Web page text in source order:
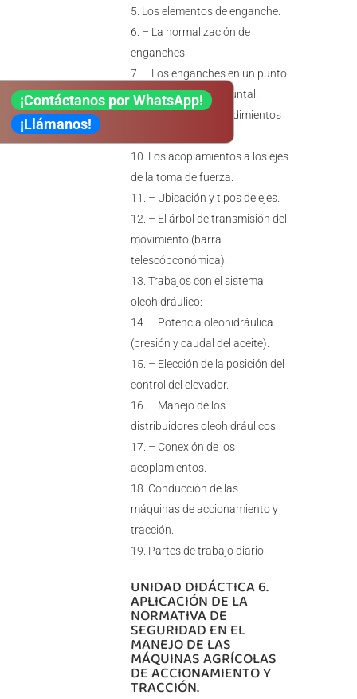
Los elementos de enganche:
– La normalización de
enganches.
– Los enganches en un punto.
– El enganche tripuntal.
– Técnicas y procedimientos
Los acoplamientos a los ejes
de la toma de fuerza:
– Ubicación y tipos de ejes.
– El árbol de transmisión del
movimiento (barra
telescópconómica).
Trabajos con el sistema
oleohidráulico:
– Potencia oleohidráulica
(presión y caudal del aceite).
– Elección de la posición del
control del elevador.
– Manejo de los
distribuidores oleohidráulicos.
– Conexión de los
acoplamientos.
Conducción de las
máquinas de accionamiento y
tracción.
Partes de trabajo diario.
UNIDAD DIDÁCTICA 6.
APLICACIÓN DE LA
NORMATIVA DE
SEGURIDAD EN EL
MANEJO DE LAS
MÁQUINAS AGRÍCOLAS
DE ACCIONAMIENTO Y
TRACCIÓN.
¡Contáctanos por WhatsApp!
¡Llámanos!